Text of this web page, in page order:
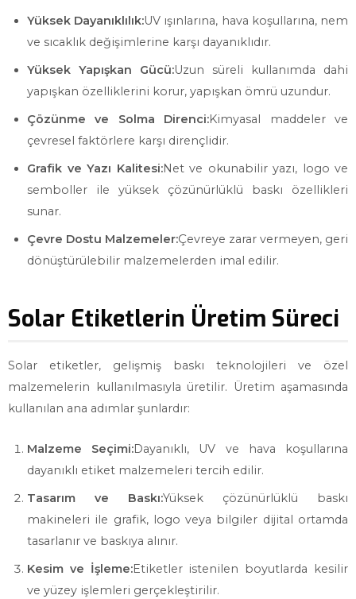
Yüksek Dayanıklılık:UV ışınlarına, hava koşullarına, nem
ve sıcaklık değişimlerine karşı dayanıklıdır.
Yüksek Yapışkan Gücü:Uzun süreli kullanımda dahi
yapışkan özelliklerini korur, yapışkan ömrü uzundur.
Çözünme ve Solma Direnci:Kimyasal maddeler ve
çevresel faktörlere karşı dirençlidir.
Grafik ve Yazı Kalitesi:Net ve okunabilir yazı, logo ve
semboller ile yüksek çözünürlüklü baskı özellikleri
sunar.
Çevre Dostu Malzemeler:Çevreye zarar vermeyen, geri
dönüştürülebilir malzemelerden imal edilir.
Solar Etiketlerin Üretim Süreci
Solar etiketler, gelişmiş baskı teknolojileri ve özel
malzemelerin kullanılmasıyla üretilir. Üretim aşamasında
kullanılan ana adımlar şunlardır:
Malzeme Seçimi:Dayanıklı, UV ve hava koşullarına
dayanıklı etiket malzemeleri tercih edilir.
Tasarım ve Baskı:Yüksek çözünürlüklü baskı
makineleri ile grafik, logo veya bilgiler dijital ortamda
tasarlanır ve baskıya alınır.
Kesim ve İşleme:Etiketler istenilen boyutlarda kesilir
ve yüzey işlemleri gerçekleştirilir.